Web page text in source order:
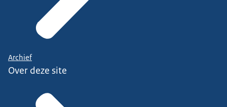
Archief
Over deze site